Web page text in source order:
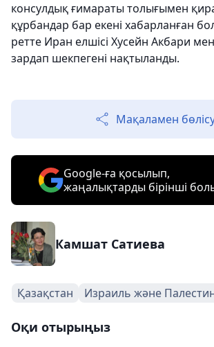
консулдық ғимараты толығымен
құрбандар бар екені хабарланған
ретте Иран елшісі Хусейн Акбари
зардап шекпегені нақтыланды.
Мақаламен
Google-ға қосылып,
жаңалықтарды бірінші
Камшат Сатиева
Қазақстан Израиль және
Оқи отырыңыз